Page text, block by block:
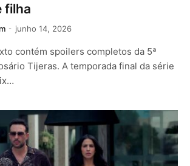
filha
junho 14, 2026
contém spoilers completos da 5ª
Tijeras. A temporada final da série